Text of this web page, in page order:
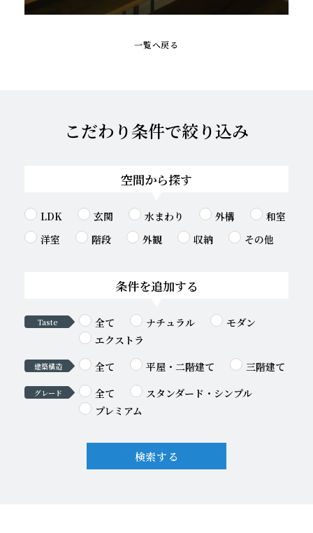
一覧へ戻る
こだわり条件で絞り込み
空間から探す
LDK 玄関 水まわり 外構
和室
洋室
階段 外観 収納 その他
条件を追加する
Taste 全て ナチュラル
モダン
エクストラ
建築構造 全て 平屋・二階建て 三階建て
グレード 全て
スタンダード・シンプル
プレミアム
検索する